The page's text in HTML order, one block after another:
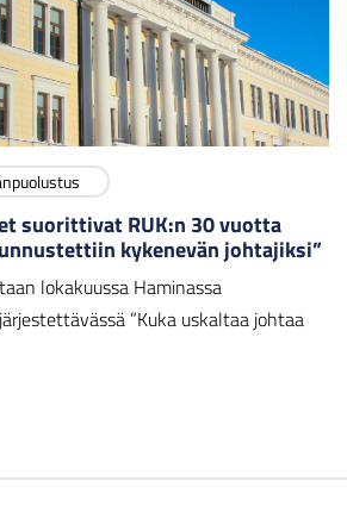
suorittivat RUK:n 30 vuotta
kykenevän johtajiksi”
lokakuussa Haminassa
”Kuka uskaltaa johtaa